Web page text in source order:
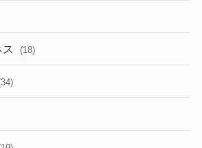
(18)